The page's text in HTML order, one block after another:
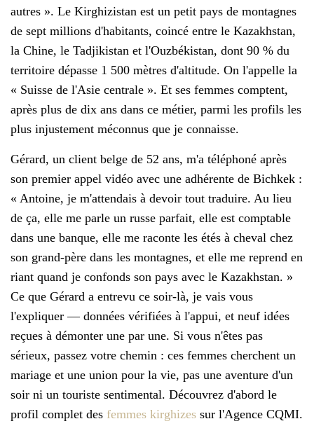
autres ». Le Kirghizistan est un petit pays de montagnes
de sept millions d'habitants, coincé entre le Kazakhstan,
la Chine, le Tadjikistan et l'Ouzbékistan, dont 90 % du
territoire dépasse 1 500 mètres d'altitude. On l'appelle la
« Suisse de l'Asie centrale ». Et ses femmes comptent,
après plus de dix ans dans ce métier, parmi les profils les
plus injustement méconnus que je connaisse.
Gérard, un client belge de 52 ans, m'a téléphoné après
son premier appel vidéo avec une adhérente de Bichkek :
« Antoine, je m'attendais à devoir tout traduire. Au lieu
de ça, elle me parle un russe parfait, elle est comptable
dans une banque, elle me raconte les étés à cheval chez
son grand-père dans les montagnes, et elle me reprend en
riant quand je confonds son pays avec le Kazakhstan. »
Ce que Gérard a entrevu ce soir-là, je vais vous
l'expliquer — données vérifiées à l'appui, et neuf idées
reçues à démonter une par une. Si vous n'êtes pas
sérieux, passez votre chemin : ces femmes cherchent un
mariage et une union pour la vie, pas une aventure d'un
soir ni un touriste sentimental. Découvrez d'abord le
profil complet des femmes kirghizes sur l'Agence CQMI.